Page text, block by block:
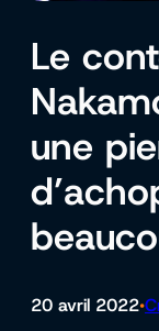
Le
une
20 avril 2022•